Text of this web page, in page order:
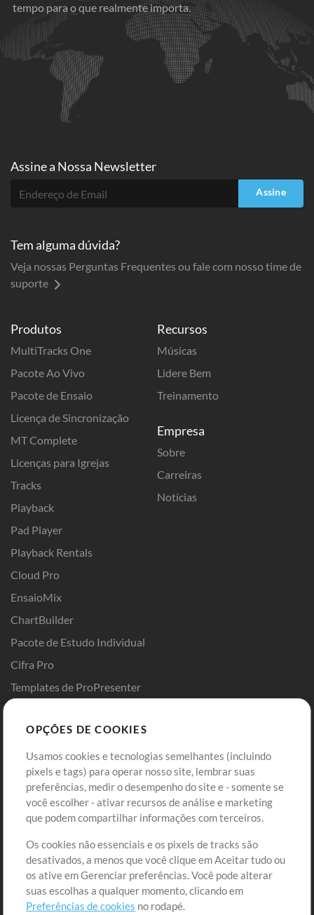
tempo para o que realmente importa.
Produtos
MultiTracks One
Pacote Ao Vivo
Pacote de Ensaio
Licença de Sincronização
MT Complete
Licenças para Igrejas
Tracks
Playback
Pad Player
Playback Rentals
Cloud Pro
EnsaioMix
ChartBuilder
Pacote de Estudo Individual
Cifra Pro
Templates de ProPresenter
Recursos
Músicas
Lidere Bem
Treinamento
Empresa
Sobre
Carreiras
Notícias
Comprar Créditos
Conteúdo Grátis
Solicite uma Música
Extras
Sessões
Envie seu conteúdo
Entre
Cadastre-se
Ir ao carrinho
Assine a Nossa Newsletter
Assine
Tem alguma dúvida?
Veja nossas Perguntas Frequentes ou fale com nosso time de
suporte
OPÇÕES DE COOKIES
Usamos cookies e tecnologias semelhantes (incluindo
pixels e tags) para operar nosso site, lembrar suas
preferências, medir o desempenho do site e - somente se
você escolher - ativar recursos de análise e marketing
que podem compartilhar informações com terceiros.
Os cookies não essenciais e os pixels de tracks são
desativados, a menos que você clique em Aceitar tudo ou
os ative em Gerenciar preferências. Você pode alterar
suas escolhas a qualquer momento, clicando em
Preferências de cookies no rodapé.